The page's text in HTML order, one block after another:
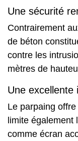
Une sécurité
Contrairement
de béton
contre les
mètres de
Une excellente
Le parpaing
limite également
comme écran